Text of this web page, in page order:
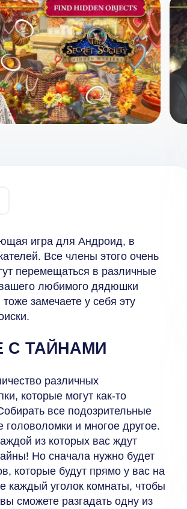
игра для Андроид, в
Все члены этого очень
перемещаться в различные
любимого дядюшки
замечаете у себя эту
ТАЙНАМИ
различных
которые могут как-то
все подозрительные
и многое другое.
из которых вас ждут
Но сначала нужно будет
которые будут прямо у вас на
каждый уголок комнаты, чтобы
сможете разгадать одну из